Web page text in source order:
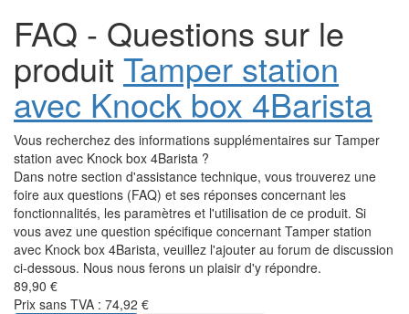
FAQ - Questions sur le
produitTamper station
avec Knock box 4Barista
Vous recherchez des informations supplémentaires sur Tamper
station avec Knock box 4Barista ?
Dans notre section d'assistance technique, vous trouverez une
foire aux questions (FAQ) et ses réponses concernant les
fonctionnalités, les paramètres et l'utilisation de ce produit. Si
vous avez une question spécifique concernant Tamper station
avec Knock box 4Barista, veuillez l'ajouter au forum de discussion
ci-dessous. Nous nous ferons un plaisir d'y répondre.
89,90 €
Prix sans TVA : 74,92 €